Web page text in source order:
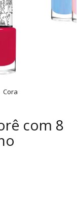
Cora
com 8